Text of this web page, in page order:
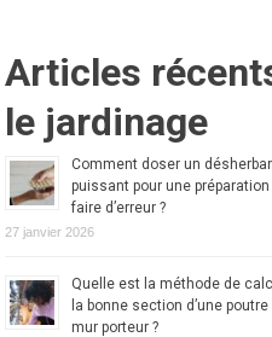
Articles
le jardinage
Comment doser un
puissant pour une
faire d’erreur ?
27 janvier 2026
Quelle est la méthode de
la bonne section d’une
mur porteur ?